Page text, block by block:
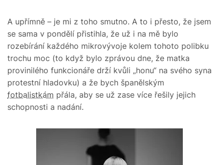
A upřímně – je mi z toho smutno. A to i přesto, že jsem
se sama v pondělí přistihla, že už i na mě bylo
rozebírání každého mikrovývoje kolem tohoto polibku
trochu moc (to když bylo zprávou dne, že matka
provinilého funkcionáře drží kvůli „honu“ na svého syna
protestní hladovku) a že bych španělským
fotbalistkám přála, aby se už zase více řešily jejich
schopnosti a nadání.